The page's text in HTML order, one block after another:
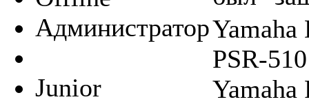
Администратор
Junior
Yamaha
PSR-510
Yamaha